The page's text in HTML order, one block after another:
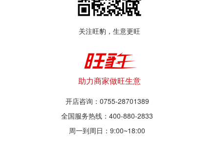
关注旺豹，生意更旺
助力商家做旺生意
开店咨询：0755-28701389
全国服务热线：400-880-2833
周一到周日：9:00~18:00